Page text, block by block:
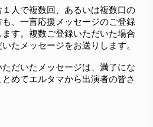
人で複数回、あるいは複数口の
、一言応援メッセージのご登録
す。複数ご登録いただいた場合
たメッセージをお送りします。
だいたメッセージは、満了にな
めてエルタマから出演者の皆さ